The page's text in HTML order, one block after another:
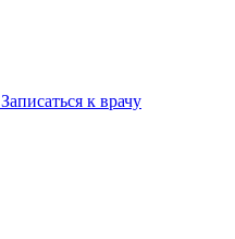
Записаться к врачу